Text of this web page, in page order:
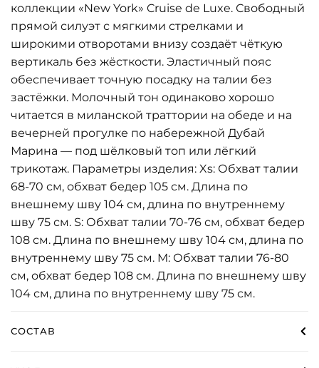
коллекции «New York» Cruise de Luxe. Свободный
прямой силуэт с мягкими стрелками и
широкими отворотами внизу создаёт чёткую
вертикаль без жёсткости. Эластичный пояс
обеспечивает точную посадку на талии без
застёжки. Молочный тон одинаково хорошо
читается в миланской траттории на обеде и на
вечерней прогулке по набережной Дубай
Марина — под шёлковый топ или лёгкий
трикотаж. Параметры изделия: Xs: Обхват талии
68-70 см, обхват бедер 105 см. Длина по
внешнему шву 104 см, длина по внутреннему
шву 75 см. S: Обхват талии 70-76 см, обхват бедер
108 см. Длина по внешнему шву 104 см, длина по
внутреннему шву 75 см. M: Обхват талии 76-80
см, обхват бедер 108 см. Длина по внешнему шву
104 см, длина по внутреннему шву 75 см.
СОСТАВ